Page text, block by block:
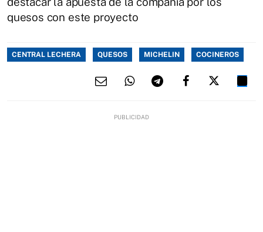
quesos con este proyecto
CENTRAL LECHERA QUESOS MICHELIN COCINEROS